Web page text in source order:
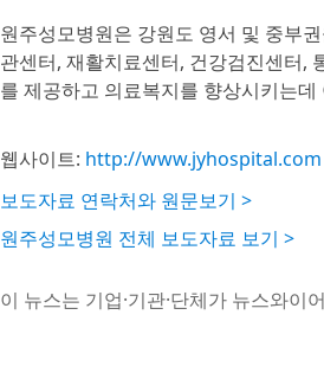
원주성모병원은 강원도 영서 및 중부
관센터, 재활치료센터, 건강검진센터,
를 제공하고 의료복지를 향상시키는
웹사이트: http://www.jyhospital.com
보도자료 연락처와 원문보기 >
원주성모병원 전체 보도자료 보기 >
이 뉴스는 기업·기관·단체가 뉴스와